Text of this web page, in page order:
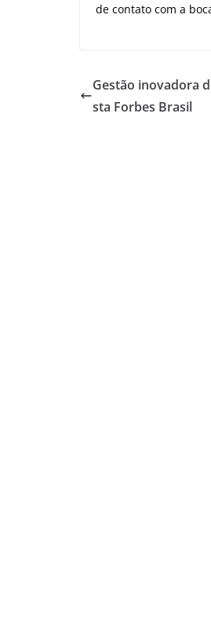
de contato com a
Gestão inovadora
sta Forbes Brasil